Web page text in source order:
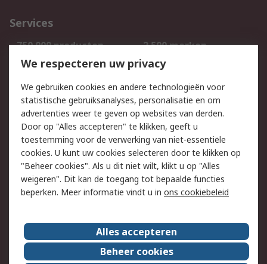
Services
750.000 producten
2.500 merken
Bestellen
Inkoopoplossingen
Track & Trace
Wettelijk
Cookiebeleid
Email veiligheid
Privacybeleid
Websitevoorwaarden
Algemene
verkoopvoorwaarden
Over RS
RS Group
Over ons
We respecteren uw privacy
We gebruiken cookies en andere technologieën voor
statistische gebruiksanalyses, personalisatie en om
advertenties weer te geven op websites van derden.
Door op "Alles accepteren" te klikken, geeft u
toestemming voor de verwerking van niet-essentiële
cookies. U kunt uw cookies selecteren door te klikken op
"Beheer cookies". Als u dit niet wilt, klikt u op "Alles
weigeren". Dit kan de toegang tot bepaalde functies
beperken. Meer informatie vindt u in ons cookiebeleid
Alles accepteren
Beheer cookies